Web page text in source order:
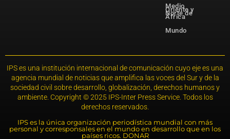
Medio
Oriente y
Norte de
África
Mundo
IPS es una institución internacional de comunicación cuyo eje es una
agencia mundial de noticias que amplifica las voces del Sur y de la
sociedad civil sobre desarrollo, globalización, derechos humanos y
ambiente. Copyright © 2025 IPS-Inter Press Service. Todos los
derechos reservados.
IPS es la única organización periodística mundial con más
personal y corresponsales en el mundo en desarrollo que en los
países ricos. DONAR